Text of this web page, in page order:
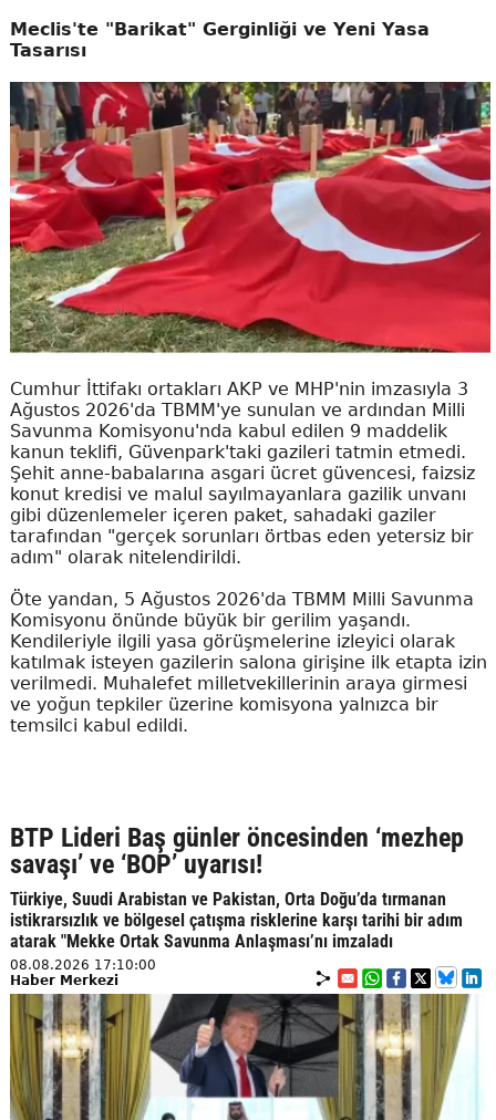
Meclis'te "Barikat" Gerginliği ve Yeni Yasa
Tasarısı
Cumhur İttifakı ortakları AKP ve MHP'nin imzasıyla 3
Ağustos 2026'da TBMM'ye sunulan ve ardından Milli
Savunma Komisyonu'nda kabul edilen 9 maddelik
kanun teklifi, Güvenpark'taki gazileri tatmin etmedi.
Şehit anne-babalarına asgari ücret güvencesi, faizsiz
konut kredisi ve malul sayılmayanlara gazilik unvanı
gibi düzenlemeler içeren paket, sahadaki gaziler
tarafından "gerçek sorunları örtbas eden yetersiz bir
adım" olarak nitelendirildi.
Öte yandan, 5 Ağustos 2026'da TBMM Milli Savunma
Komisyonu önünde büyük bir gerilim yaşandı.
Kendileriyle ilgili yasa görüşmelerine izleyici olarak
katılmak isteyen gazilerin salona girişine ilk etapta izin
verilmedi. Muhalefet milletvekillerinin araya girmesi
ve yoğun tepkiler üzerine komisyona yalnızca bir
temsilci kabul edildi.
BTP Lideri Baş günler öncesinden ‘mezhep
savaşı’ ve ‘BOP’ uyarısı!
Türkiye, Suudi Arabistan ve Pakistan, Orta Doğu’da tırmanan
istikrarsızlık ve bölgesel çatışma risklerine karşı tarihi bir adım
atarak "Mekke Ortak Savunma Anlaşması’nı imzaladı
08.08.2026 17:10:00
Haber Merkezi